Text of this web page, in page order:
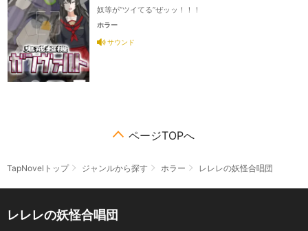
奴等が“ツイてる”ぜッッ！！！
ホラー
サウンド
ページTOPへ
TapNovelトップ ジャンルから探す ホラー レレレの妖怪合唱団
レレレの妖怪合唱団